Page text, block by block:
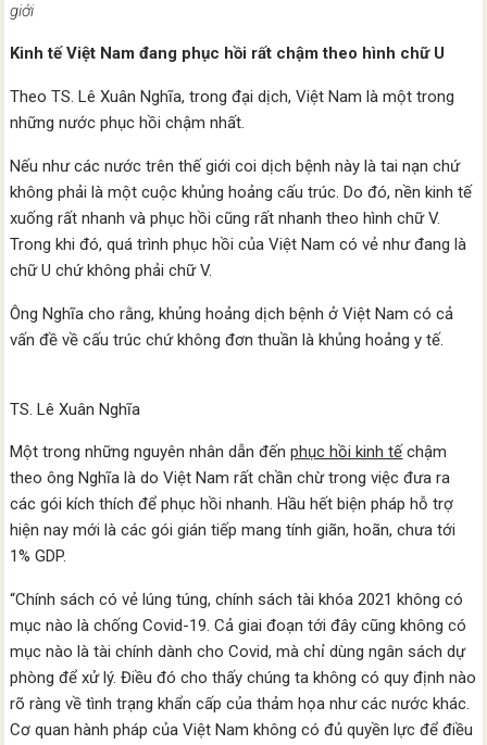
giới
Kinh tế Việt Nam đang phục hồi rất chậm theo hình chữ U
Theo TS. Lê Xuân Nghĩa, trong đại dịch, Việt Nam là một trong
những nước phục hồi chậm nhất.
Nếu như các nước trên thế giới coi dịch bệnh này là tai nạn chứ
không phải là một cuộc khủng hoảng cấu trúc. Do đó, nền kinh tế
xuống rất nhanh và phục hồi cũng rất nhanh theo hình chữ V.
Trong khi đó, quá trình phục hồi của Việt Nam có vẻ như đang là
chữ U chứ không phải chữ V.
Ông Nghĩa cho rằng, khủng hoảng dịch bệnh ở Việt Nam có cả
vấn đề về cấu trúc chứ không đơn thuần là khủng hoảng y tế.
TS. Lê Xuân Nghĩa
Một trong những nguyên nhân dẫn đếnphục hồi kinh tếchậm
theo ông Nghĩa là do Việt Nam rất chần chừ trong việc đưa ra
các gói kích thích để phục hồi nhanh. Hầu hết biện pháp hỗ trợ
hiện nay mới là các gói gián tiếp mang tính giãn, hoãn, chưa tới
1% GDP.
“Chính sách có vẻ lúng túng, chính sách tài khóa 2021 không có
mục nào là chống Covid-19. Cả giai đoạn tới đây cũng không có
mục nào là tài chính dành cho Covid, mà chỉ dùng ngân sách dự
phòng để xử lý. Điều đó cho thấy chúng ta không có quy định nào
rõ ràng về tình trạng khẩn cấp của thảm họa như các nước khác.
Cơ quan hành pháp của Việt Nam không có đủ quyền lực để điều